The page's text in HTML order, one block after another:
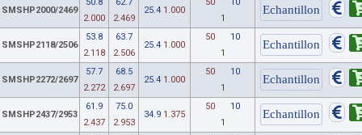
SMSHP2000/2469
50.8
2.000
62.7
2.469
25.4 1.000
50
10
1
SMSHP2118/2506
53.8
2.118
63.7
2.506
25.4 1.000
50
10
1
SMSHP2272/2697
57.7
2.272
68.5
2.697
25.4 1.000
50
10
1
SMSHP2437/2953
61.9
2.437
75.0
2.953
34.9 1.375
50
10
1